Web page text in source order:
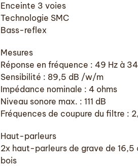
Enceinte 3 voies
Technologie SMC
Bass-reflex
Mesures
Réponse en fréquence : 49 Hz à
Sensibilité : 89,5 dB /w/m
Impédance nominale : 4 ohms
Niveau sonore max. : 111 dB
Fréquences de coupure du filtre :
Haut-parleurs
2x haut-parleurs de grave de 16,5
bois